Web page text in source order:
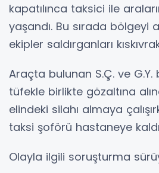
kapatılınca taksici ile
yaşandı. Bu sırada bölgeyi
ekipler saldırganları
Araçta bulunan S.Ç. ve
tüfekle birlikte gözaltına
elindeki silahı almaya
taksi şoförü hastaneye
Olayla ilgili soruşturma